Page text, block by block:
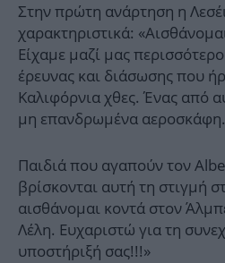
Στην πρώτη ανάρτηση η
χαρακτηριστικά:
Είχαμε μαζί μας
έρευνας και διάσωσης που
Καλιφόρνια χθες. Ένας από
μη επανδρωμένα αεροσκάφη.
Παιδιά που αγαπούν τον
βρίσκονται αυτή τη στιγμή
αισθάνομαι κοντά στον
Λέλη. Ευχαριστώ για τη
υποστήριξή σας!!!»